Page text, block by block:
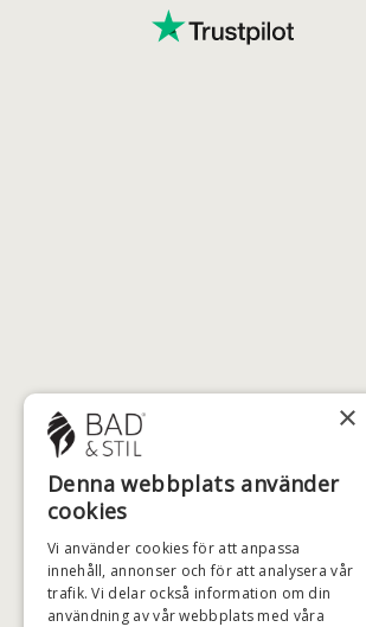
Hanoch VVS
NYTTIGA LÄNKAR
FÖRSÄLJNINGSVILLKOR
LEVERANS OCH RETURER
ÅNGRÄTT
KLAGOMÅL
×
Denna webbplats använder
cookies
Vi använder cookies för att anpassa
innehåll, annonser och för att analysera vår
trafik. Vi delar också information om din
användning av vår webbplats med våra